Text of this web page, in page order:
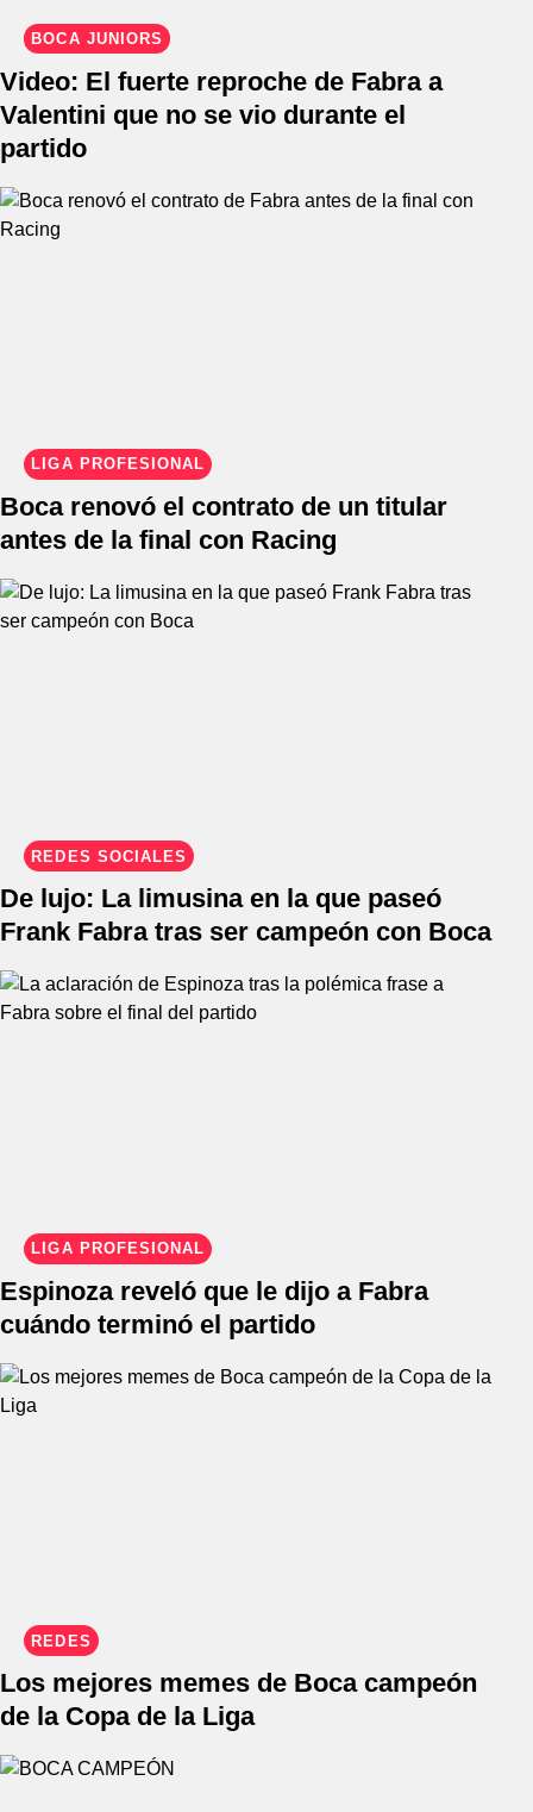
BOCA JUNIORS
Video: El fuerte reproche de Fabra a
Valentini que no se vio durante el
partido
LIGA PROFESIONAL
Boca renovó el contrato de un titular
antes de la final con Racing
REDES SOCIALES
De lujo: La limusina en la que paseó
Frank Fabra tras ser campeón con Boca
LIGA PROFESIONAL
Espinoza reveló que le dijo a Fabra
cuándo terminó el partido
REDES
Los mejores memes de Boca campeón
de la Copa de la Liga